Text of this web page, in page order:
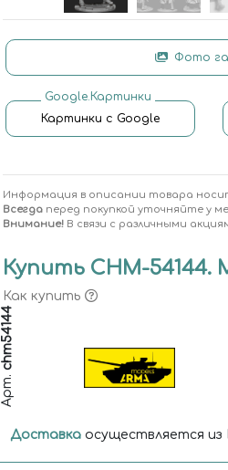
Фото
Google.Картинки
Картинки с Google
Информация в описании товара
Всегда перед покупкой уточняйте у
Внимание! В связи с различными
Купить CHM-
Как купить
Арт.
chm54144
Доставка осуществляется из